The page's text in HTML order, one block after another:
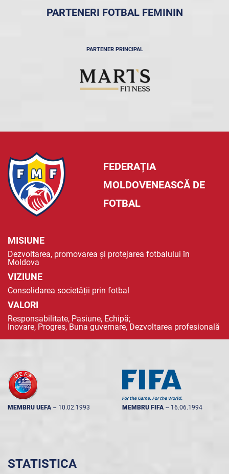
PARTENERI FOTBAL FEMININ
PARTENER PRINCIPAL
FEDERAȚIA
MOLDOVENEASCĂ DE
FOTBAL
MISIUNE
Dezvoltarea, promovarea și protejarea fotbalului în
Moldova
VIZIUNE
Consolidarea societății prin fotbal
VALORI
Responsabilitate, Pasiune, Echipă;
Inovare, Progres, Buna guvernare, Dezvoltarea profesională
MEMBRU UEFA -- 10.02.1993 MEMBRU FIFA -- 16.06.1994
STATISTICA